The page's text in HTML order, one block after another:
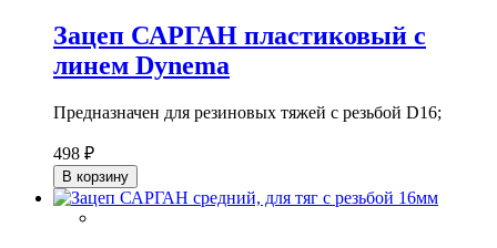
Зацеп САРГАН пластиковый с
линем Dynema
Предназначен для резиновых тяжей с резьбой D16;
498 ₽
В корзину